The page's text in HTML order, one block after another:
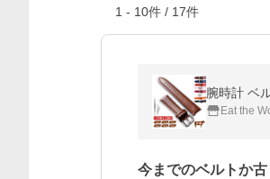
1 - 10件 / 17件
腕時計 ベ
Eat the
今までのベルトか